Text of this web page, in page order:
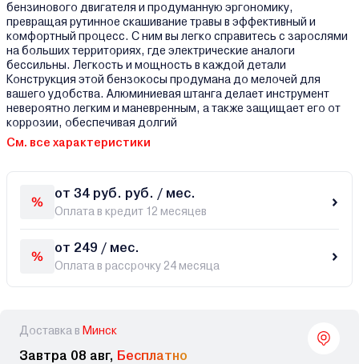
бензинового двигателя и продуманную эргономику,
превращая рутинное скашивание травы в эффективный и
комфортный процесс. С ним вы легко справитесь с зарослями
на больших территориях, где электрические аналоги
бессильны. Легкость и мощность в каждой детали
Конструкция этой бензокосы продумана до мелочей для
вашего удобства. Алюминиевая штанга делает инструмент
невероятно легким и маневренным, а также защищает его от
коррозии, обеспечивая долгий
См. все характеристики
от 34 руб. руб. / мес.
Оплата в кредит 12 месяцев
от 249 / мес.
Оплата в рассрочку 24 месяца
Доставка в Минск
Завтра 08 авг, Бесплатно